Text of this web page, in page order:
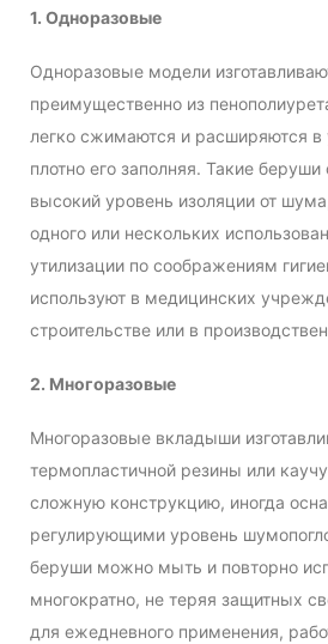
1. Одноразовые
Одноразовые модели
преимущественно из
легко сжимаются и расширяются
плотно его заполняя. Такие
высокий уровень изоляции от
одного или нескольких
утилизации по соображениям
используют в медицинских
строительстве или в
2. Многоразовые
Многоразовые вкладыши
термопластичной резины или
сложную конструкцию, иногда
регулирующими уровень
беруши можно мыть и повторно
многократно, не теряя защитных
для ежедневного применения,